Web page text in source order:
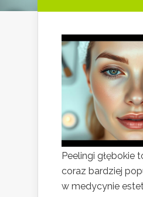
Peelingi głębokie
coraz bardziej
w medycynie